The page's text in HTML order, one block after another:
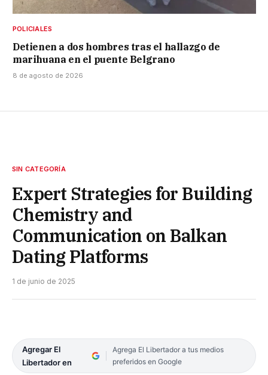
POLICIALES
Detienen a dos hombres tras el hallazgo de
marihuana en el puente Belgrano
8 de agosto de 2026
SIN CATEGORÍA
Expert Strategies for Building
Chemistry and
Communication on Balkan
Dating Platforms
1 de junio de 2025
Agregar El
Libertador en
Agrega El Libertador a tus medios
preferidos en Google